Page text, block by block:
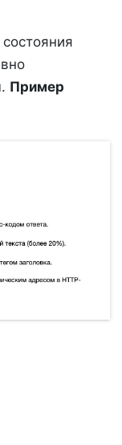
Пример